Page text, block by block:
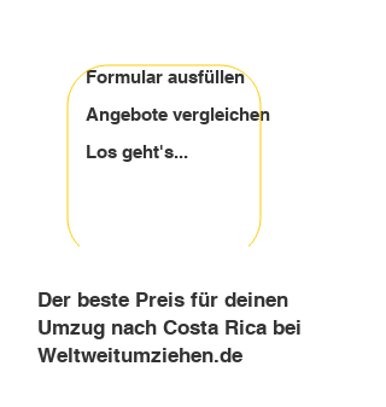
Formular ausfüllen
Angebote vergleichen
Los geht's...
Der beste Preis für deinen
Umzug nach Costa Rica bei
Weltweitumziehen.de